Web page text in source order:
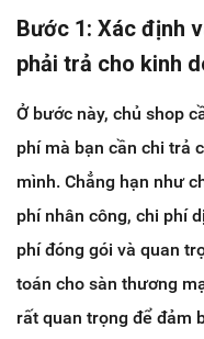
Bước 1: Xác định
phải trả cho kinh
Ở bước này, chủ shop
phí mà bạn cần chi trả
mình. Chẳng hạn như
phí nhân công, chi phí
phí đóng gói và quan
toán cho sàn thương
rất quan trọng để đảm